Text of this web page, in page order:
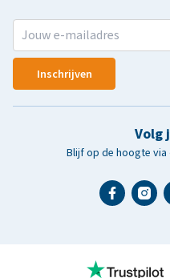
Inschrijven
Volg
Blijf op de hoogte via